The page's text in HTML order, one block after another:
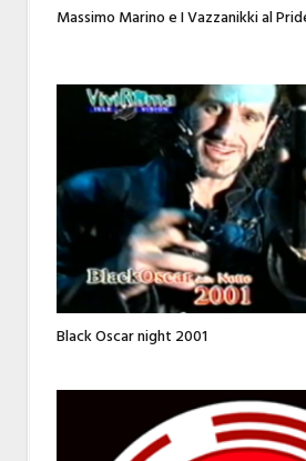
Massimo Marino e I Vazzanikki al
Black Oscar night 2001